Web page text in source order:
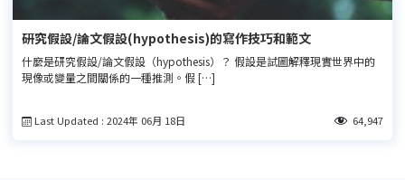
研究假設/論文假設(hypothesis)的寫作技巧和範文
什麼是研究假設/論文假設（hypothesis）？ 假設是試圖解釋現實世界中的
現像或變量之間關係的一種推測。假 […]
Last Updated : 2024年 06月 18日 64,947